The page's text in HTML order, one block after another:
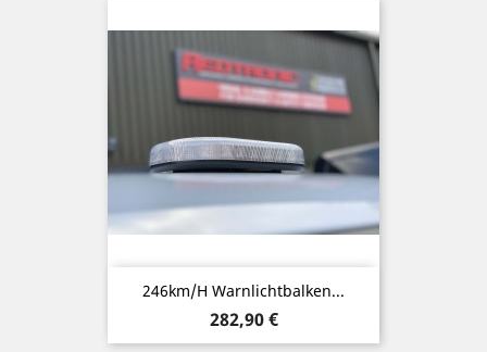
246km/h Warnlichtbalken...
Preis
282,90 €